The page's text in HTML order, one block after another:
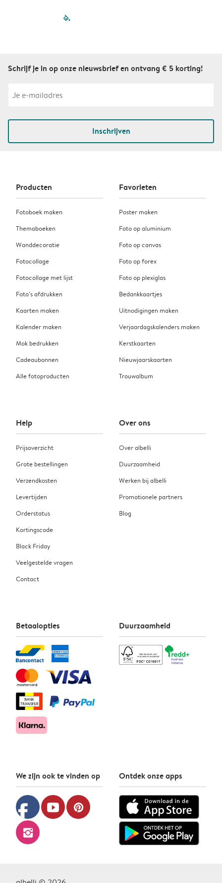
filled-pagination
Schrijf je in op onze nieuwsbrief en ontvang € 5 korting!
Inschrijven
Producten
Fotoboek maken
Themaboeken
Wanddecoratie
Fotocollage
Fotocollage met lijst
Foto’s afdrukken
Kaarten maken
Kalender maken
Mok bedrukken
Cadeaubonnen
Alle fotoproducten
Favorieten
Poster maken
Foto op aluminium
Foto op canvas
Foto op forex
Foto op plexiglas
Bedankkaartjes
Uitnodigingen maken
Verjaardagskalenders maken
Kerstkaarten
Nieuwjaarskaarten
Trouwalbum
Help
Prijsoverzicht
Grote bestellingen
Verzendkosten
Levertijden
Orderstatus
Kortingscode
Black Friday
Veelgestelde vragen
Contact
Over ons
Over albelli
Duurzaamheid
Werken bij albelli
Promotionele partners
Blog
Betaalopties Duurzaamheid
We zijn ook te vinden op
facebook youtube pinterest
instagram
Ontdek onze apps